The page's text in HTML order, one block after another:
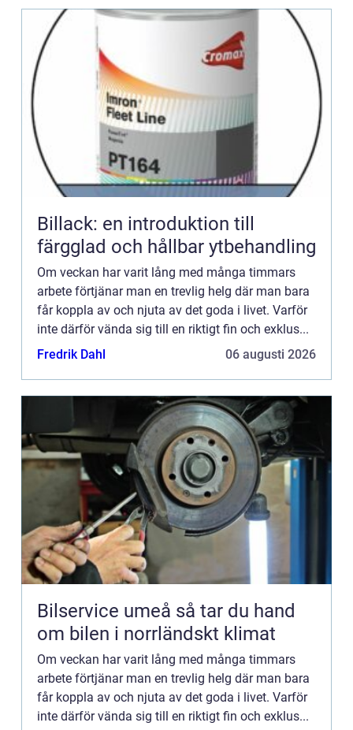
Billack: en introduktion till
färgglad och hållbar ytbehandling
Om veckan har varit lång med många timmars
arbete förtjänar man en trevlig helg där man bara
får koppla av och njuta av det goda i livet. Varför
inte därför vända sig till en riktigt fin och exklus...
Fredrik Dahl
06 augusti 2026
Bilservice umeå så tar du hand
om bilen i norrländskt klimat
Om veckan har varit lång med många timmars
arbete förtjänar man en trevlig helg där man bara
får koppla av och njuta av det goda i livet. Varför
inte därför vända sig till en riktigt fin och exklus...